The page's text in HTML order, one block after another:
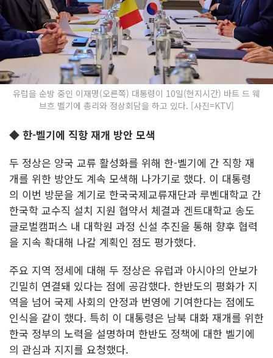
유럽을 순방 중인 이재명(오른쪽) 대통령이 10일(현지시간) 바트 드 웨
브흐 벨기에 총리와 정상회담을 하고 있다. [사진=KTV]
◆ 한-벨기에 직항 재개 방안 모색
두 정상은 양국 교류 활성화를 위해 한-벨기에 간 직항 재
개를 위한 방안도 계속 모색해 나가기로 했다. 이 대통령
의 이번 방문을 계기로 한국국제교류재단과 루벤대학교 간
한국학 교수직 설치 지원 협약서 체결과 겐트대학교 송도
글로벌캠퍼스 내 대학원 과정 신설 추진을 통해 향후 협력
을 지속 확대해 나갈 계획인 점도 평가했다.
주요 지역 정세에 대해 두 정상은 유럽과 아시아의 안보가
긴밀히 연결돼 있다는 점에 공감했다. 한반도의 평화가 지
역을 넘어 국제 사회의 안정과 번영에 기여한다는 점에도
인식을 같이 했다. 특히 이 대통령은 남북 대화 재개를 위한
한국 정부의 노력을 설명하며 한반도 정책에 대한 벨기에
의 관심과 지지를 요청했다.